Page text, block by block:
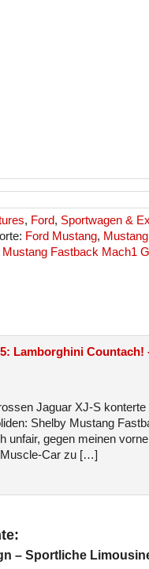
, Ford, Sportwagen &
Ford Mustang, Mustang
Mustang Fastback Mach1
Lamborghini Countach!
Jaguar XJ-S konterte
Shelby Mustang
unfair, gegen meinen
Car zu […]
– Sportliche